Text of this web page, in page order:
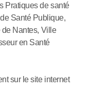
Pratiques de santé
Santé Publique,
de Nantes, Ville
en Santé
sur le site internet